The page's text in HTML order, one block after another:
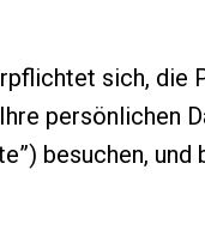
sich, die
persönlichen
besuchen, und